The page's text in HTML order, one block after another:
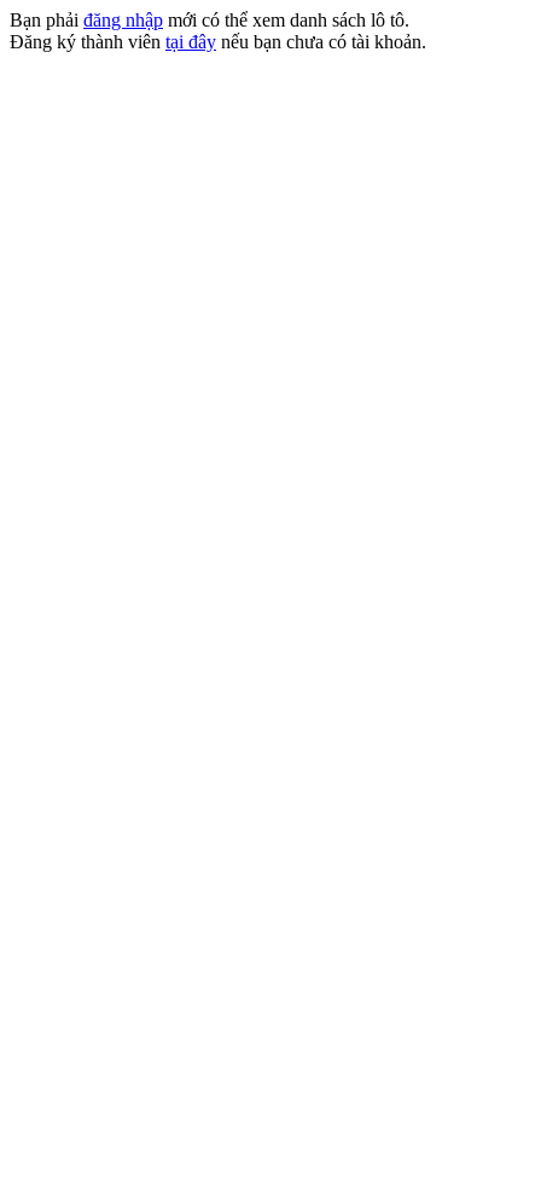
Bạn phải đăng nhập mới có thể xem danh sách lô tô.
Đăng ký thành viên tại đây nếu bạn chưa có tài khoản.